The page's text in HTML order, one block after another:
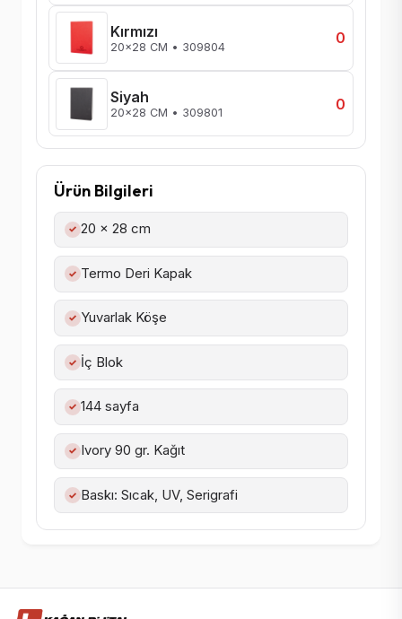
Kırmızı
20x28 CM • 309804 0
Siyah
20x28 CM • 309801 0
Ürün Bilgileri
✓ 20 x 28 cm
✓ Termo Deri Kapak
✓ Yuvarlak Köşe
✓ İç Blok
✓ 144 sayfa
✓ Ivory 90 gr. Kağıt
✓ Baskı: Sıcak, UV, Serigrafi